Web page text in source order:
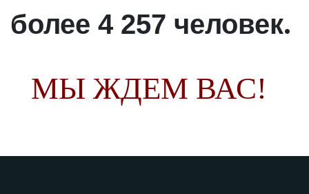
более 4 257 человек.
МЫ ЖДЕМ ВАС!